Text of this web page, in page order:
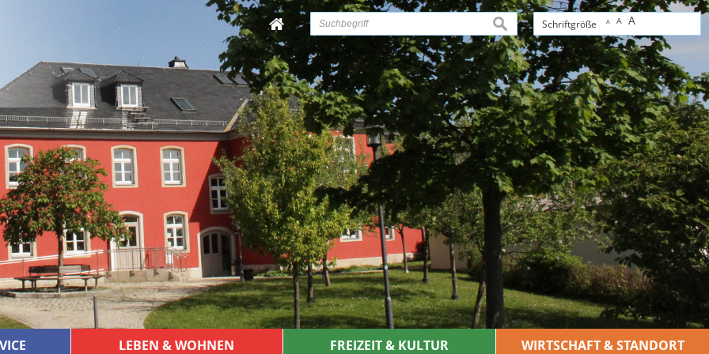
Schriftgröße A A A
suchen
LEBEN & WOHNEN FREIZEIT & KULTUR WIRTSCHAFT & STANDORT